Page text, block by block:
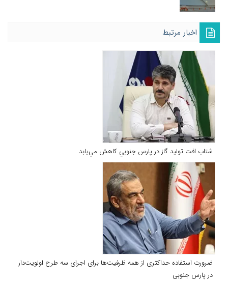
اخبار مرتبط
شتاب افت توليد گاز در پارس جنوبي كاهش مي‌يابد
ضرورت استفاده حداكثری از همه ظرفیت‌ها برای اجرای سه طرح اولویت‌دار
در پارس جنوبی